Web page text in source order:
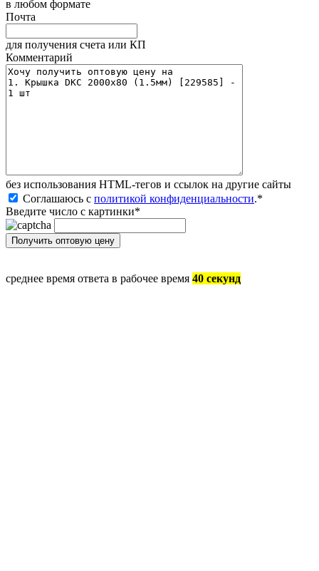
в любом формате
Почта
для получения счета или КП
Комментарий
без иcпользования HTML-тегов и ссылок на другие сайты
Соглашаюсь с политикой конфиденциальности.*
Введите число с картинки*
среднее время ответа в рабочее время 40 секунд